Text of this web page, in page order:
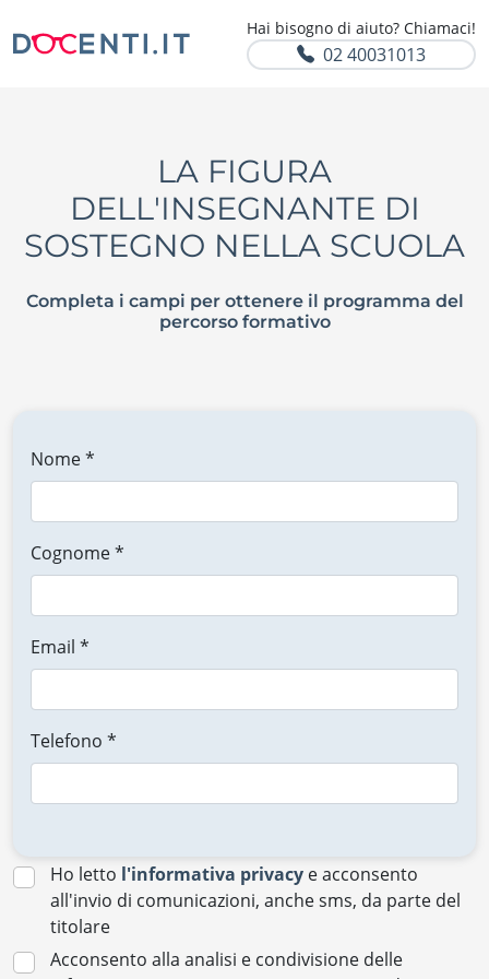
Hai bisogno di aiuto? Chiamaci!
02 40031013
LA FIGURA
DELL'INSEGNANTE DI
SOSTEGNO NELLA SCUOLA
Completa i campi per ottenere il programma del
percorso formativo
Nome *
Cognome *
Email *
Telefono *
Ho letto l'informativa privacy e acconsento
all'invio di comunicazioni, anche sms, da parte del
titolare
Acconsento alla analisi e condivisione delle